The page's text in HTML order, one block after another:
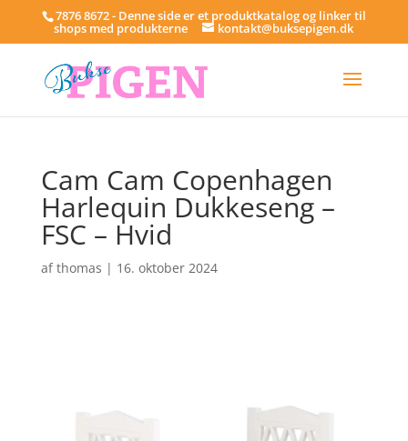
7876 8672 - Denne side er et produktkatalog og linker til
shops med produkterne kontakt@buksepigen.dk
Cam Cam Copenhagen
Harlequin Dukkeseng –
FSC – Hvid
afthomas | 16. oktober 2024